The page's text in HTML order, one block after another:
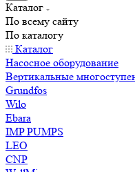
Каталог
По всему сайту
По каталогу
Каталог
Насосное оборудование
Вертикальные
Grundfos
Wilo
Ebara
IMP PUMPS
LEO
CNP